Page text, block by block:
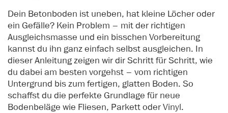
Dein Betonboden ist uneben, hat kleine Löcher oder
ein Gefälle? Kein Problem – mit der richtigen
Ausgleichsmasse und ein bisschen Vorbereitung
kannst du ihn ganz einfach selbst ausgleichen. In
dieser Anleitung zeigen wir dir Schritt für Schritt, wie
du dabei am besten vorgehst – vom richtigen
Untergrund bis zum fertigen, glatten Boden. So
schaffst du die perfekte Grundlage für neue
Bodenbeläge wie Fliesen, Parkett oder Vinyl.